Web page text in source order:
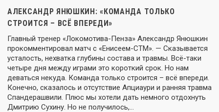
АЛЕКСАНДР ЯНЮШКИН: «КОМАНДА ТОЛЬКО
СТРОИТСЯ – ВСЁ ВПЕРЕДИ»
Главный тренер «Локомотива-Пенза» Александр Янюшкин
прокомментировал матч с «Енисеем-СТМ». — Сказывается
усталость, нехватка глубины состава и травмы. Всё-таки
четыре дня между играми это короткий срок. Но нам
деваться некуда. Команда только строится – всё впереди.
Конечно, сказалось и отсутствие Апциаури и ранняя травма
Спандерашвили. Плюс мы хотели дать немного отдохнуть
Дмитрию Сухину. Но не получилось,…